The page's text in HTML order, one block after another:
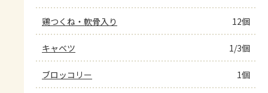
鶏つくね・軟骨入り 12個
キャベツ 1/3個
ブロッコリー 1個